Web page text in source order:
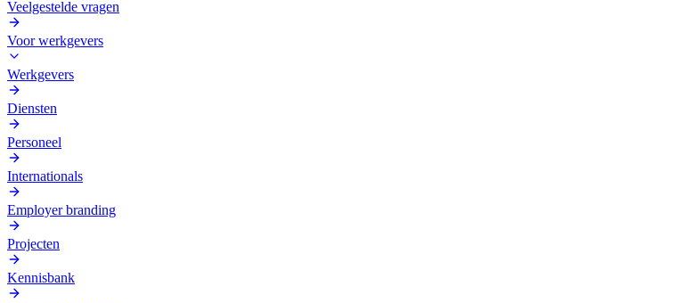
Veelgestelde vragen
Voor werkgevers
Werkgevers
Diensten
Personeel
Internationals
Employer branding
Projecten
Kennisbank